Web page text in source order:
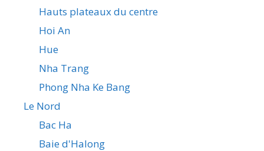
Hauts plateaux du centre
Hoi An
Hue
Nha Trang
Phong Nha Ke Bang
Le Nord
Bac Ha
Baie d'Halong